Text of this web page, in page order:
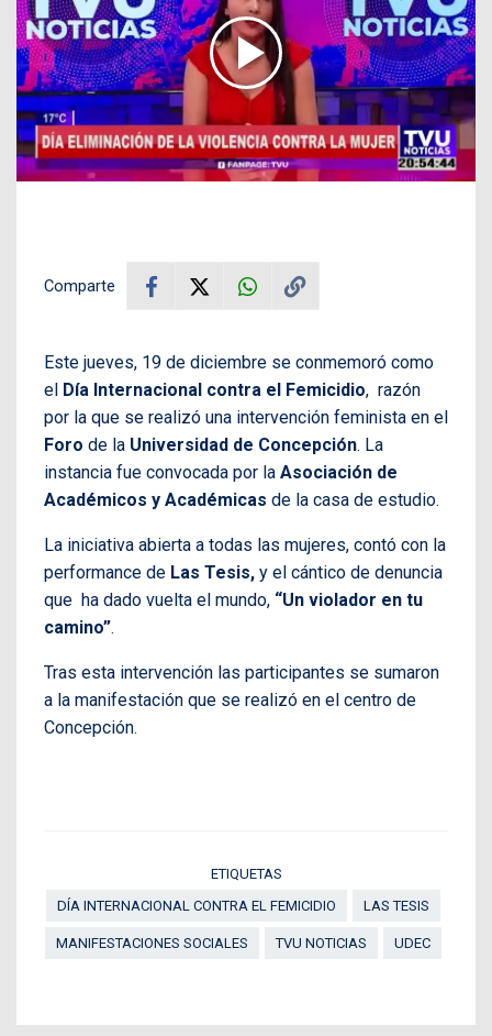
Comparte
Este jueves, 19 de diciembre se conmemoró como
el Día Internacional contra el Femicidio, razón
por la que se realizó una intervención feminista en el
Foro de la Universidad de Concepción. La
instancia fue convocada por la Asociación de
Académicos y Académicas de la casa de estudio.
La iniciativa abierta a todas las mujeres, contó con la
performance de Las Tesis, y el cántico de denuncia
que ha dado vuelta el mundo, “Un violador en tu
camino”.
Tras esta intervención las participantes se sumaron
a la manifestación que se realizó en el centro de
Concepción.
ETIQUETAS
DÍA INTERNACIONAL CONTRA EL FEMICIDIO
LAS TESIS
MANIFESTACIONES SOCIALES TVU NOTICIAS UDEC